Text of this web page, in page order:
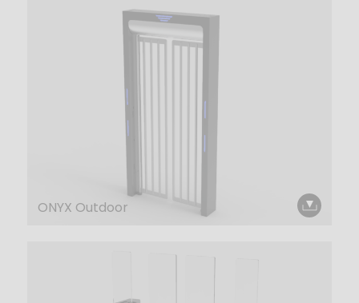
ONYX Outdoor